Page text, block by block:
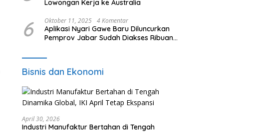
Lowongan Kerja ke Australia
6 Oktober 11, 2025 4 Komentar
Aplikasi Nyari Gawe Baru Diluncurkan
Pemprov Jabar Sudah Diakses Ribuan
Bisnis dan Ekonomi
April 30, 2026
Industri Manufaktur Bertahan di Tengah